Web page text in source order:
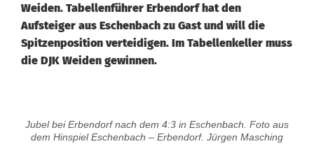
Weiden. Tabellenführer Erbendorf hat den
Aufsteiger aus Eschenbach zu Gast und will die
Spitzenposition verteidigen. Im Tabellenkeller muss
die DJK Weiden gewinnen.
Jubel bei Erbendorf nach dem 4:3 in Eschenbach. Foto aus
dem Hinspiel Eschenbach – Erbendorf. Jürgen Masching